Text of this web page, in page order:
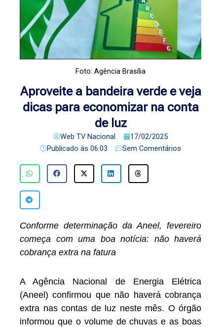
Foto: Agência Brasília
Aproveite a bandeira verde e veja
dicas para economizar na conta
de luz
Web TV Nacional
17/02/2025
Publicado às 06:03 Sem Comentários
Conforme determinação da Aneel, fevereiro
começa com uma boa notícia: não haverá
cobrança extra na fatura
A Agência Nacional de Energia Elétrica
(Aneel) confirmou que não haverá cobrança
extra nas contas de luz neste mês. O órgão
informou que o volume de chuvas e as boas